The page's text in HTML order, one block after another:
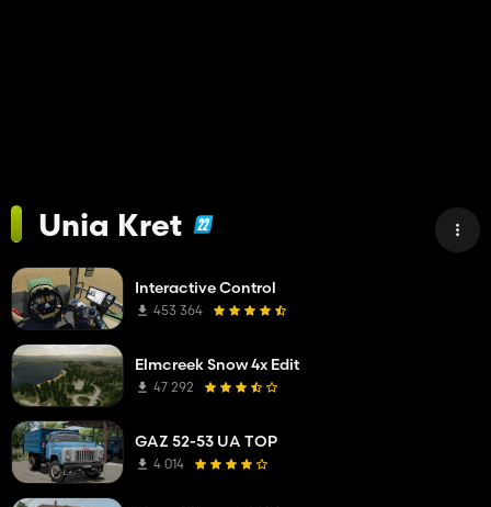
Unia Kret
Interactive Control
453 364
Elmcreek Snow 4x Edit
47 292
GAZ 52-53 UA TOP
4 014